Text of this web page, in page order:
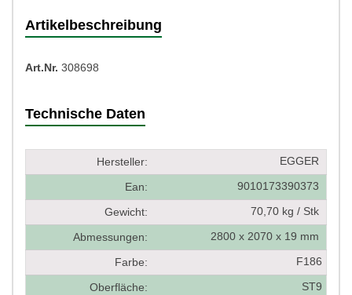
Artikelbeschreibung
Art.Nr. 308698
Technische Daten
Hersteller: EGGER
Ean: 9010173390373
Gewicht: 70,70 kg / Stk
Abmessungen: 2800 x 2070 x 19 mm
Farbe: F186
Oberfläche: ST9